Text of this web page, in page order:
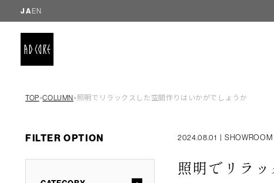
EN
JA
TOP＞COLUMN＞ 照明でリラックスした空間作りはいかがでしょうか
FILTER OPTION 2024.08.01 SHOWROOM
照明でリラ